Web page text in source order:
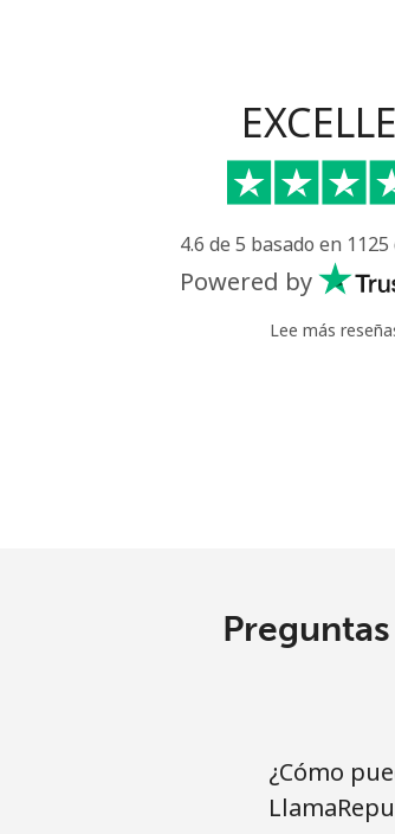
Chad
Línea fija
Chile
Línea fija
4.6 de 5 basado en
Powered by
Lee más
¿Cómo